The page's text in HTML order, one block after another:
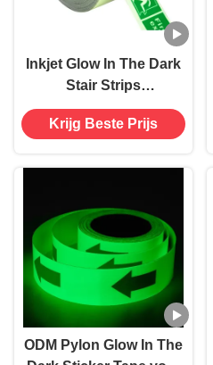
Inkjet Glow In The Dark
Stair Strips
Photoluminescent Vinyl
Film zelfklevend
Krijg Beste Prijs
ODM Pylon Glow In The